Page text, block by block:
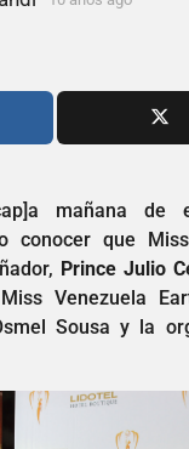
o
mañana
conocer que
Prince Julio
Venezuela
Sousa y la